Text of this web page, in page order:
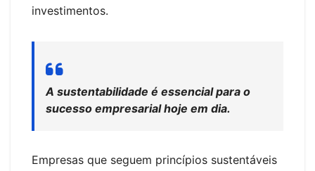
investimentos.
A sustentabilidade é essencial para o
sucesso empresarial hoje em dia.
Empresas que seguem princípios sustentáveis